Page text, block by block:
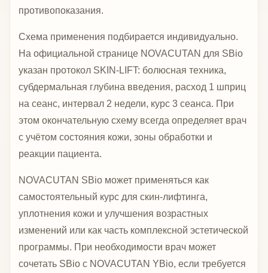
противопоказания.
Схема применения подбирается индивидуально.
На официальной странице NOVACUTAN для SBio
указан протокол SKIN-LIFT: болюсная техника,
субдермальная глубина введения, расход 1 шприц
на сеанс, интервал 2 недели, курс 3 сеанса. При
этом окончательную схему всегда определяет врач
с учётом состояния кожи, зоны обработки и
реакции пациента.
NOVACUTAN SBio может применяться как
самостоятельный курс для скин-лифтинга,
уплотнения кожи и улучшения возрастных
изменений или как часть комплексной эстетической
программы. При необходимости врач может
сочетать SBio с NOVACUTAN YBio, если требуется